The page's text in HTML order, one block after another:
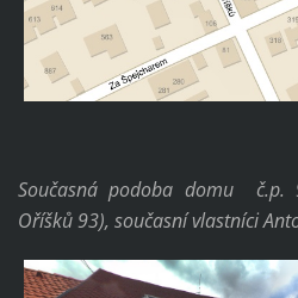
Současná podoba domu č.p.
Oříšků 93), současní vlastníci